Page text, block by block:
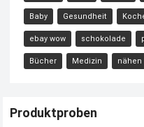
Baby Gesundheit
ebay wow schokolade
Bücher Medizin nähen
Produktproben